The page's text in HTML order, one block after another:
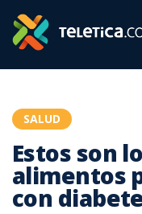
SALUD
Estos son
alimentos
con